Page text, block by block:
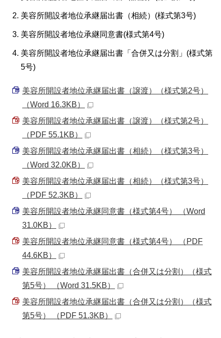
美容所開設者地位承継届出書（相続）(様式第3号)
美容所開設者地位承継同意書(様式第4号)
美容所開設者地位承継届出書「合併又は分割」(様式第
5号)
美容所開設者地位承継届出書（譲渡）（様式第2号）
（Word 16.3KB）
美容所開設者地位承継届出書（譲渡）（様式第2号）
（PDF 55.1KB）
美容所開設者地位承継届出書（相続）（様式第3号）
（Word 32.0KB）
美容所開設者地位承継届出書（相続）（様式第3号）
（PDF 52.3KB）
美容所開設者地位承継同意書（様式第4号） （Word
31.0KB）
美容所開設者地位承継同意書（様式第4号） （PDF
44.6KB）
美容所開設者地位承継届出書（合併又は分割）（様式
第5号） （Word 31.5KB）
美容所開設者地位承継届出書（合併又は分割）（様式
第5号） （PDF 51.3KB）